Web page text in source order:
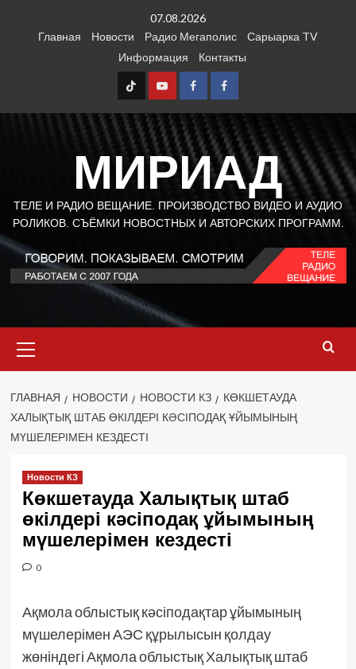
07.08.2026
Главная
Новости Радио Мегаполис
Сарыарка TV
Информация
Контакты
TT Youtube
FB1 FB2
МИРИАД
ТЕЛЕ И РАДИО ВЕЩАНИЕ. ПРОИЗВОДСТВО ВИДЕО И АУДИО
РОЛИКОВ. СЪЁМКИ НОВОСТНЫХ И АВТОРСКИХ ПРОГРАММ.
меню
ГЛАВНАЯ НОВОСТИ НОВОСТИ КЗ
КӨКШЕТАУДА
ХАЛЫҚТЫҚ ШТАБ ӨКІЛДЕРІ КӘСІПОДАҚ ҰЙЫМЫНЫҢ
МҮШЕЛЕРІМЕН КЕЗДЕСТІ
Новости КЗ
Көкшетауда Халықтық штаб
өкілдері кәсіподақ ұйымының
мүшелерімен кездесті
0
Ақмола облыстық кәсіподақтар ұйымының
мүшелерімен АЭС құрылысын қолдау
жөніндегі Ақмола облыстық Халықтық штаб